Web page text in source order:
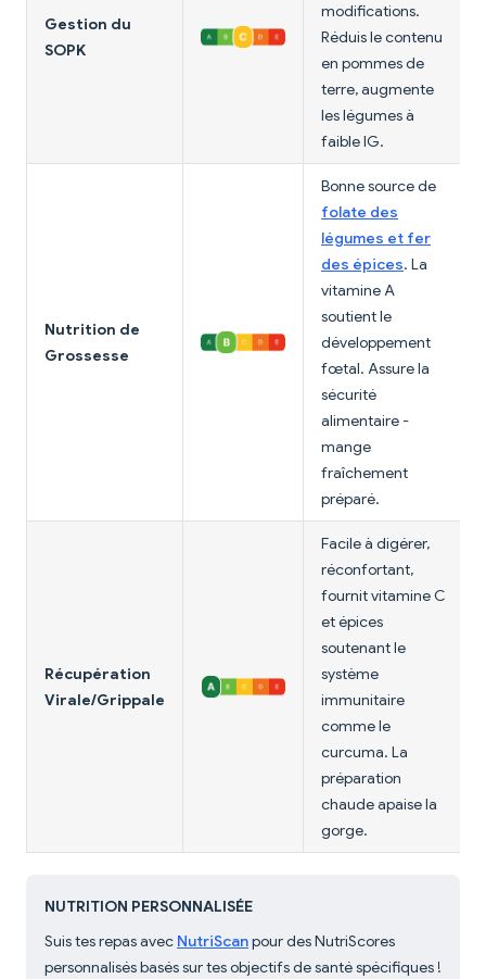
Gestion du
SOPK
modifications.
Réduis le contenu
en pommes de
terre, augmente
les légumes à
faible IG.
Nutrition de
Grossesse
Bonne source de
folate des
légumes et fer
des épices. La
vitamine A
soutient le
développement
fœtal. Assure la
sécurité
alimentaire -
mange
fraîchement
préparé.
Récupération
Virale/Grippale
Facile à digérer,
réconfortant,
fournit vitamine C
et épices
soutenant le
système
immunitaire
comme le
curcuma. La
préparation
chaude apaise la
gorge.
NUTRITION PERSONNALISÉE
Suis tes repas avec NutriScanpour des NutriScores
personnalisés basés sur tes objectifs de santé spécifiques !